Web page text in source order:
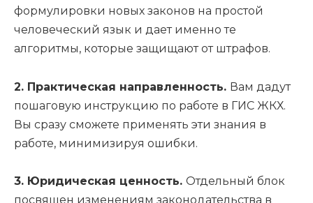
формулировки новых законов на простой
человеческий язык и дает именно те
алгоритмы, которые защищают от штрафов.
2. Практическая направленность. Вам дадут
пошаговую инструкцию по работе в ГИС ЖКХ.
Вы сразу сможете применять эти знания в
работе, минимизируя ошибки.
3. Юридическая ценность. Отдельный блок
посвящен изменениям законодательства в